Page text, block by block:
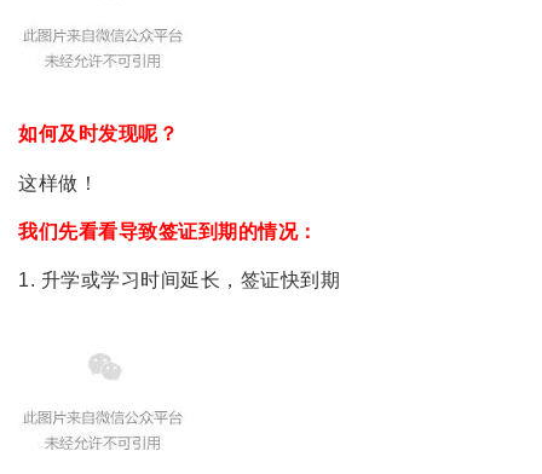
如何及时发现呢？
这样做！
我们先看看导致签证到期的情况：
1. 升学或学习时间延长，签证快到期